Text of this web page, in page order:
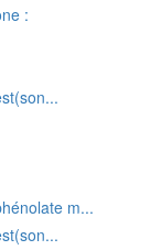
:
m...